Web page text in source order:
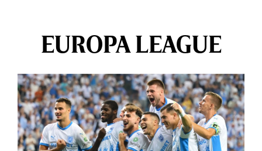
EUROPA LEAGUE